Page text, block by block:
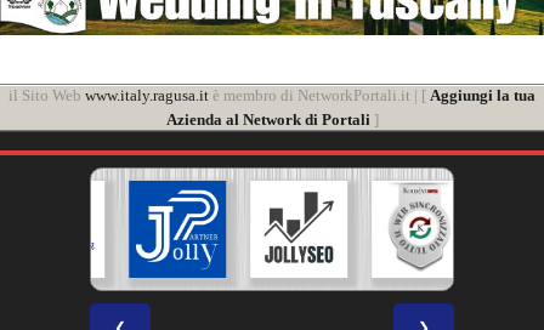
il Sito Web www.italy.ragusa.it è membro di NetworkPortali.it | [ Aggiungi la tua
Azienda al Network di Portali]